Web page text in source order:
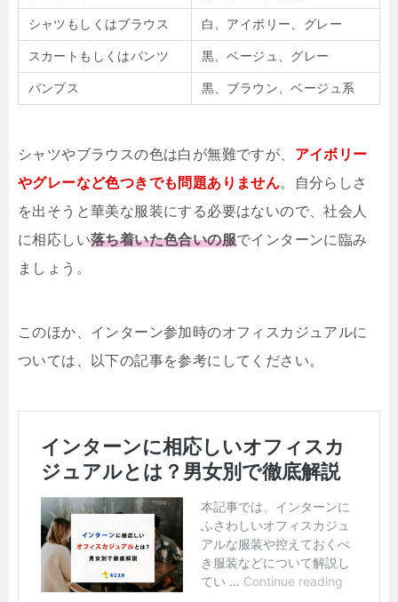
シャツもしくはブラウス 白、アイボリー、グレー
スカートもしくはパンツ 黒、ベージュ、グレー
パンプス 黒、ブラウン、ベージュ系
シャツやブラウスの色は白が無難ですが、 アイボリー
やグレーなど色つきでも問題ありません。自分らしさ
を出そうと華美な服装にする必要はないので、社会人
に相応しい落ち着いた色合いの服でインターンに臨み
ましょう。
このほか、インターン参加時のオフィスカジュアルに
ついては、以下の記事を参考にしてください。